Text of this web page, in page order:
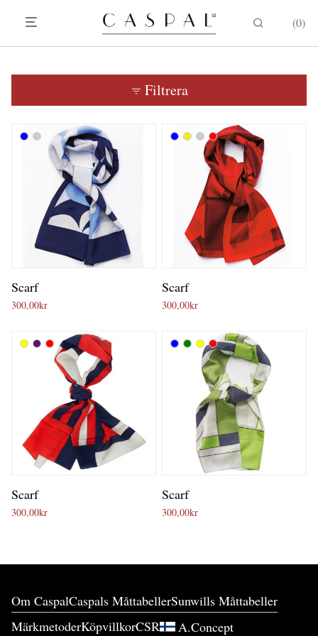
0
Filtrera
Scarf
300,00kr
Scarf
300,00kr
Scarf
300,00kr
Scarf
300,00kr
Om CaspalCaspals MåttabellerSunwills Måttabeller
MärkmetoderKöpvillkorCSR A.Concept